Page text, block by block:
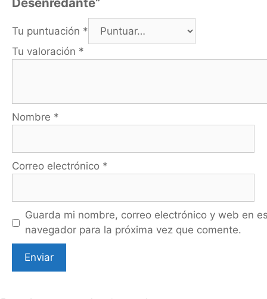
Tu puntuación *
Tu valoración *
Nombre *
Correo electrónico *
Guarda mi nombre, correo electrónico y web en
navegador para la próxima vez que comente.